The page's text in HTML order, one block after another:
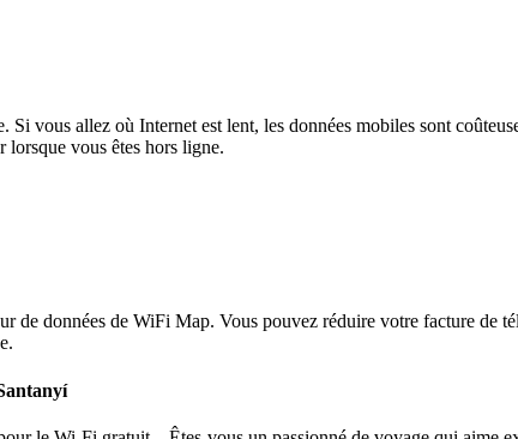
Si vous allez où Internet est lent, les données mobiles sont
lorsque vous êtes hors ligne.
de données de WiFi Map. Vous pouvez réduire votre facture de